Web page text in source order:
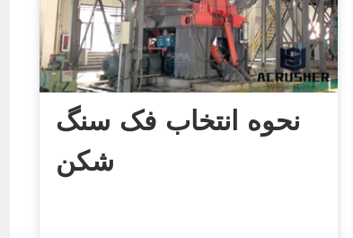
نحوه انتخاب فک سنگ
شکن